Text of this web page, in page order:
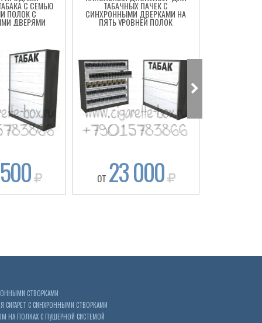
С СЕМЬЮ
ПОЛОК С
ДВЕРЯМИ
ТАБАЧНЫХ ПАЧЕК С
СИНХРОННЫМИ ДВЕРКАМИ НА
ПЯТЬ УРОВНЕЙ ПОЛОК
ОТ 23 000
СТВОРКАМИ
С СИНХРОННЫМИ СТВОРКАМИ
НА ПОЛКАХ С ПУШЕРНОЙ СИСТЕМОЙ